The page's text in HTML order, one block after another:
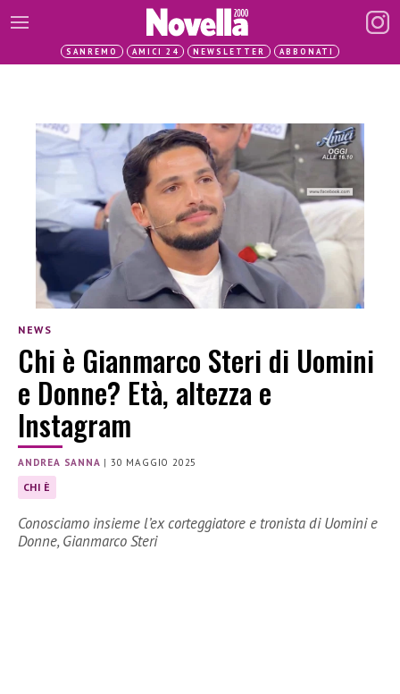
SANREMO AMICI 24 NEWSLETTER ABBONATI
NEWS
Chi è Gianmarco Steri di Uomini
e Donne? Età, altezza e
Instagram
ANDREA SANNA |30 MAGGIO 2025
CHI È
Conosciamo insieme l’ex corteggiatore e tronista di Uomini e
Donne, Gianmarco Steri